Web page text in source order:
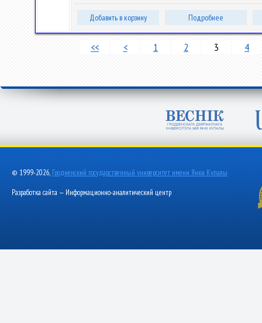
Добавить в корзину Подробнее
<< < 1 2 3 4
© 1999-2026, Гродненский государственный университет имени Янки Купалы
Разработка сайта — Информационно-аналитический центр